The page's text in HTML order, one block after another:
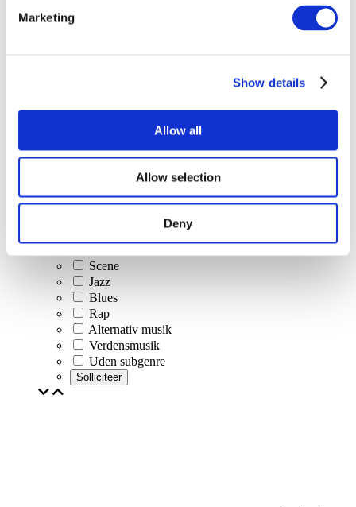
Marketing
Show details
Allow all
Allow selection
Deny
At vise
Klassisk musik
Rockmusik
Jazz og Blues
Israelsk musik
Folklore
Vores særlige tilbud
Scene
Jazz
Blues
Rap
Alternativ musik
Verdensmusik
Uden subgenre
Solliciteer